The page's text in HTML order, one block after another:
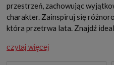
przestrzeń, zachowując
charakter. Zainspiruj się
która przetrwa lata. Znajdź
czytaj więcej